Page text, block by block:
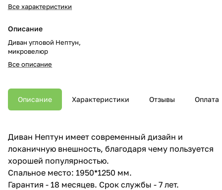
Все характеристики
Описание
Диван угловой Нептун,
микровелюр
Все описание
Описание Характеристики Отзывы Оплата
Диван Нептун имеет современный дизайн и
локаничную внешность, благодаря чему пользуется
хорошей популярностью.
Спальное место: 1950*1250 мм.
Гарантия - 18 месяцев. Срок службы - 7 лет.